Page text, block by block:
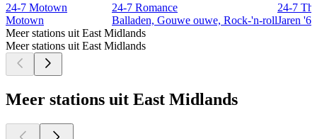
24-7 Motown
Motown
24-7 Romance
Balladen, Gouwe ouwe, Rock-'n-roll
24-7
Jaren '60
Meer stations uit East Midlands
Meer stations uit East Midlands
Meer stations uit East Midlands